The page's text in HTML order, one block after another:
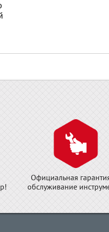
Официальная
обслуживание